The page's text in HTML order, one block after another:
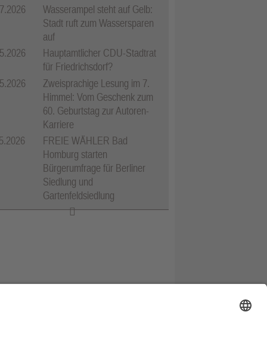
Wasserampel steht auf Gelb:
Stadt ruft zum Wassersparen
auf
Hauptamtlicher CDU-Stadtrat
für Friedrichsdorf?
Zweisprachige Lesung im 7.
Himmel: Vom Geschenk zum
60. Geburtstag zur Autoren-
Karriere
FREIE WÄHLER Bad
Homburg starten
Bürgerumfrage für Berliner
Siedlung und
Gartenfeldsiedlung